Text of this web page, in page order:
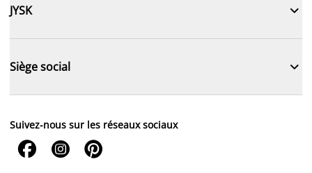
JYSK 
Siège social 
Suivez-nous sur les réseaux sociaux
  